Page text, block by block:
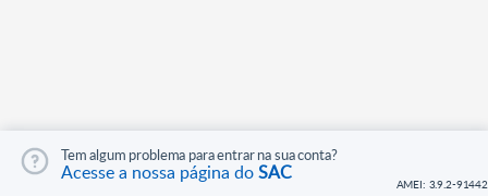
Tem algum problema para entrar na sua conta?
Acesse a nossa página doSAC
AMEI: 3.9.2-91442